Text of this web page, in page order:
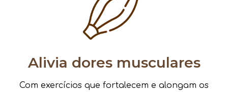
Alivia dores musculares
Com exercícios que fortalecem e alongam os